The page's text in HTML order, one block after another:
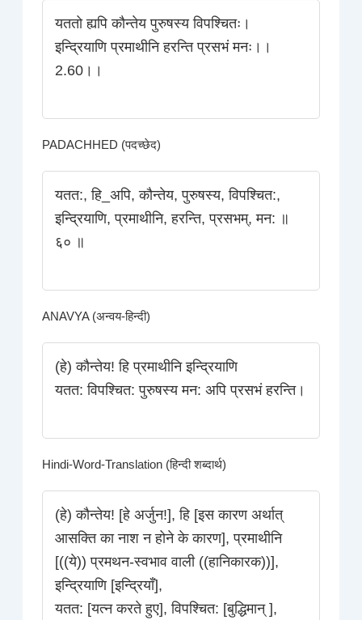
यततो ह्यपि कौन्तेय पुरुषस्य विपश्चितः।
इन्द्रियाणि प्रमाथीनि हरन्ति प्रसभं मनः।।
2.60।।
PADACHHED (पदच्छेद)
यतत:, हि_अपि, कौन्तेय, पुरुषस्य, विपश्चित:,
इन्द्रियाणि, प्रमाथीनि, हरन्ति, प्रसभम्, मन: ॥
६० ॥
ANAVYA (अन्वय-हिन्दी)
(हे) कौन्तेय! हि प्रमाथीनि इन्द्रियाणि
यतत: विपश्चित: पुरुषस्य मन: अपि प्रसभं हरन्ति।
Hindi-Word-Translation (हिन्दी शब्दार्थ)
(हे) कौन्तेय! [हे अर्जुन!], हि [इस कारण अर्थात्
आसक्ति का नाश न होने के कारण], प्रमाथीनि
[((ये)) प्रमथन-स्वभाव वाली ((हानिकारक))],
इन्द्रियाणि [इन्द्रियाँ],
यतत: [यत्न करते हुए], विपश्चित: [बुद्धिमान् ],